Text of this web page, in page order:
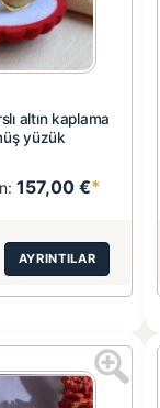
altın kaplama
yüzük
157,00 €*
AYRINTILAR